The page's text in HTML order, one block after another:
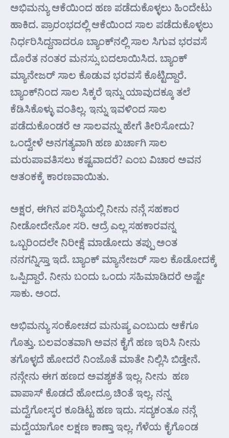
ಅಭಿಮನ್ಯು ಆಕೆಯಿಂದ ಹಣ ಪಡೆದುಕೊಳ್ಳಲು ಹಿಂದೇಟು
ಹಾಕಿದ. ಪ್ರಾರಂಭದಲ್ಲಿ ಆಕೆಯಿಂದ ಸಾಲ ಪಡೆದುಕೊಳ್ಳಲು
ನಿರ್ಧರಿಸಿದ್ದನಾದರೂ ಬ್ಯಾಂಕ್‌ನಲ್ಲಿ ಸಾಲ ಸಿಗುವ ಭರವಸೆ
ದೊರೆತ ನಂತರ ಮನಸ್ಸು ಬದಲಾಯಿಸಿದ. ಬ್ಯಾಂಕ್
ಮ್ಯಾನೇಜರ್ ಸಾಲ ಕೊಡುವ ಭರವಸೆ ಕೊಟ್ಟಿದ್ದಾರೆ.
ಬ್ಯಾಂಕ್‌ನಿಂದ ಸಾಲ ಸಿಕ್ಕರೆ ಇನ್ನು ಯಾವುದಕ್ಕೂ ತಲೆ
ಕೆಡಿಸಿಕೊಳ್ಳು ವಂತಿಲ್ಲ. ಇನ್ನು ಇವಳಿಂದ ಸಾಲ
ಪಡೆದುಕೊಂಡರೆ ಆ ಸಾಲವನ್ನು ಹೇಗೆ ತೀರಿಸೋದು?
ಒಂದ್ವೇಳೆ ಅನಗತ್ಯವಾಗಿ ಹಣ ಖರ್ಚಾಗಿ ಸಾಲ
ಮರುಪಾವತಿಸಲು ಕಷ್ಟವಾದರೆ? ಎಂಬ ವಿಚಾರ ಅವನ
ಆತಂಕಕ್ಕೆ ಕಾರಣವಾಯಿತು.
ಅಕ್ಷರ, ಈಗಿನ ಪರಿಸ್ಥಿಯಲ್ಲಿ ನೀನು ನನ್ಗೆ ಸಹಕಾರ
ನೀಡೋದೇನೋ ಸರಿ. ಆದ್ರೆ ಎಲ್ಲ ಸಹಕಾರವನ್ನ
ಒಬ್ಬರಿಂದಲೇ ನಿರೀಕ್ಷೆ ಮಾಡೋದು ತಪ್ಪು ಅಂತ
ನನಗನ್ನಿಸ್ತಾ ಇದೆ. ಬ್ಯಾಂಕ್ ಮ್ಯಾನೇಜರ್ ಸಾಲ ಕೊಡೋದಕ್ಕೆ
ಒಪ್ಪಿದ್ದಾರೆ. ನೀನು ಬಂದು ಒಂದು ಸಹಿಮಾಡಿದರೆ ಅಷ್ಟೇ
ಸಾಕು. ಅಂದ.
ಅಭಿಮನ್ಯು ಸಂಕೋಚದ ಮನುಷ್ಯ ಎಂಬುದು ಆಕೆಗೂ
ಗೊತ್ತು. ಬಲವಂತವಾಗಿ ಅವನ ಕೈಗೆ ಹಣ ಇರಿಸಿ ನೀನು
ತಗೊಳ್ಳದೆ ಹೋದರೆ ನಿಂಜೊತೆ ಮಾತೇ ನಿಲ್ಲಿಸಿ ಬಿಡ್ತೇನೆ.
ನನ್ಗೇನು ಈಗ ಹಣದ ಅವಶ್ಯಕತೆ ಇಲ್ಲ. ನೀನು ಹಣ
ವಾಪಾಸ್ ಕೊಡದೆ ಹೋದ್ರೂ ಚಿಂತೆ ಇಲ್ಲ. ನನ್ನ
ಮದ್ವೆಗೋಸ್ಕರ ಕೂಡಿಟ್ಟ ಹಣ ಇದು. ಸದ್ಯಕಂತೂ ನನ್ಗೆ
ಮದ್ವೆಯಾಗೋ ಲಕ್ಷಣ ಕಾಣ್ತಾ ಇಲ್ಲ. ಗೆಳೆಯ ಕೈಗೊಂಡ